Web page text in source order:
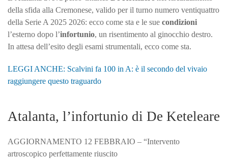
della sfida alla Cremonese, valido per il turno numero ventiquattro
della Serie A 2025 2026: ecco come sta e le sue condizioni
l’esterno dopo l’infortunio, un risentimento al ginocchio destro.
In attesa dell’esito degli esami strumentali, ecco come sta.
LEGGI ANCHE: Scalvini fa 100 in A: è il secondo del vivaio
raggiungere questo traguardo
Atalanta, l’infortunio di De Keteleare
AGGIORNAMENTO 12 FEBBRAIO – “Intervento
artroscopico perfettamente riuscito